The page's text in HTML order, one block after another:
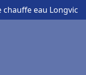
eau Longvic